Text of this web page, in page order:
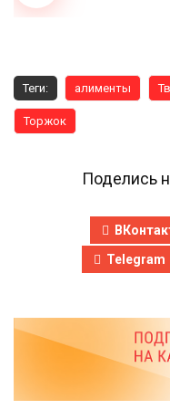
Теги: алименты
Торжок
Поделись
Telegram